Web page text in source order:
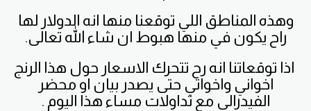
وهذه المناطق اللي توقعنا منها انه الدولار لها
راح يكون في منها هبوط ان شاء الله تعالى.
اذا توقعاتنا انه رح تتحرك الاسعار حول هذا الرنج
اخواني واخواتي حتى يصدر بيان او محضر
الفيدرالي مع تداولات مساء هذا اليوم .